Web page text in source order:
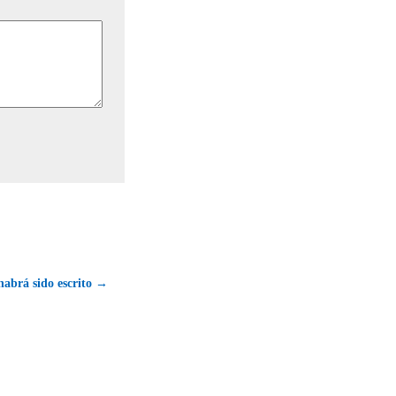
sido escrito →